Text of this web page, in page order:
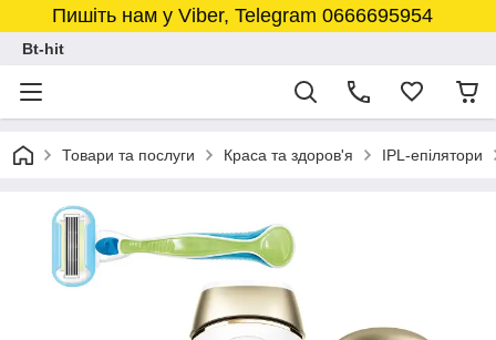
Пишіть нам у Viber, Telegram 0666695954
Bt-hit
Товари та послуги Краса та здоров'я IPL-епілятори